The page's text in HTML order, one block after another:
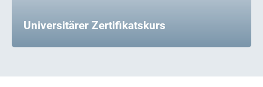
Universitärer Zertifikatskurs